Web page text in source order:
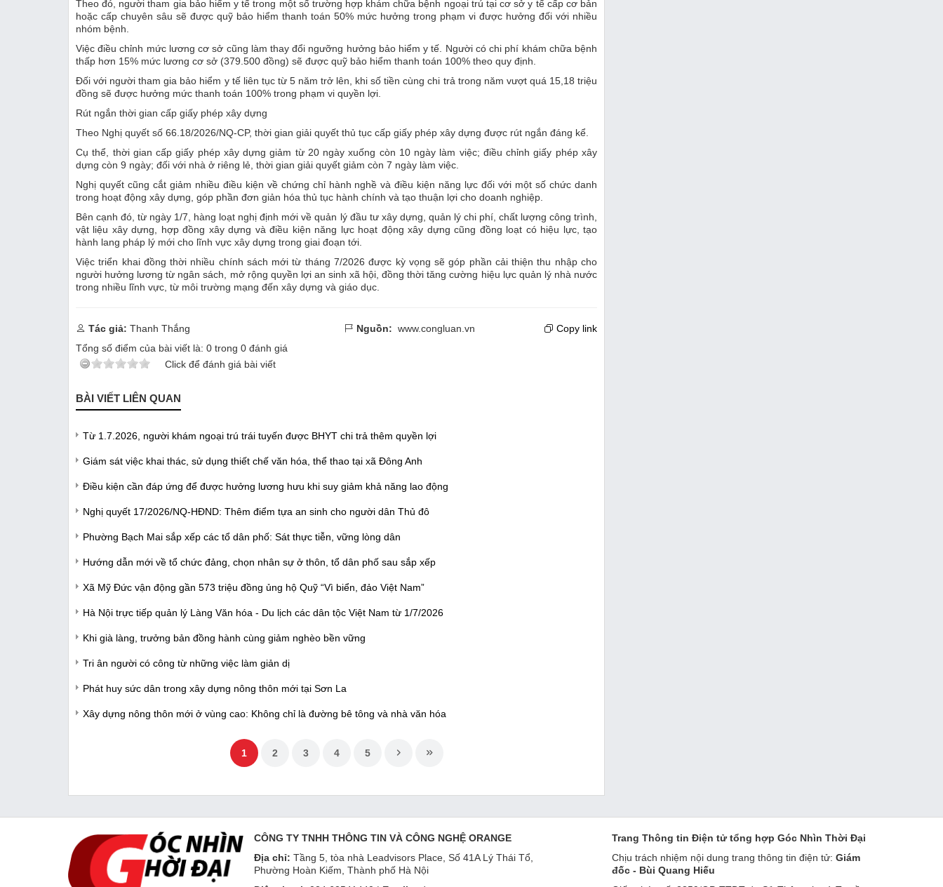
Theo đó, người tham gia bảo hiểm y tế trong một số trường hợp khám chữa bệnh ngoại trú tại cơ sở y tế cấp cơ bản
hoặc cấp chuyên sâu sẽ được quỹ bảo hiểm thanh toán 50% mức hưởng trong phạm vi được hưởng đối với nhiều
nhóm bệnh.
Việc điều chỉnh mức lương cơ sở cũng làm thay đổi ngưỡng hưởng bảo hiểm y tế. Người có chi phí khám chữa bệnh
thấp hơn 15% mức lương cơ sở (379.500 đồng) sẽ được quỹ bảo hiểm thanh toán 100% theo quy định.
Đối với người tham gia bảo hiểm y tế liên tục từ 5 năm trở lên, khi số tiền cùng chi trả trong năm vượt quá 15,18 triệu
đồng sẽ được hưởng mức thanh toán 100% trong phạm vi quyền lợi.
Rút ngắn thời gian cấp giấy phép xây dựng
Theo Nghị quyết số 66.18/2026/NQ-CP, thời gian giải quyết thủ tục cấp giấy phép xây dựng được rút ngắn đáng kể.
Cụ thể, thời gian cấp giấy phép xây dựng giảm từ 20 ngày xuống còn 10 ngày làm việc; điều chỉnh giấy phép xây
dựng còn 9 ngày; đối với nhà ở riêng lẻ, thời gian giải quyết giảm còn 7 ngày làm việc.
Nghị quyết cũng cắt giảm nhiều điều kiện về chứng chỉ hành nghề và điều kiện năng lực đối với một số chức danh
trong hoạt động xây dựng, góp phần đơn giản hóa thủ tục hành chính và tạo thuận lợi cho doanh nghiệp.
Bên cạnh đó, từ ngày 1/7, hàng loạt nghị định mới về quản lý đầu tư xây dựng, quản lý chi phí, chất lượng công trình,
vật liệu xây dựng, hợp đồng xây dựng và điều kiện năng lực hoạt động xây dựng cũng đồng loạt có hiệu lực, tạo
hành lang pháp lý mới cho lĩnh vực xây dựng trong giai đoạn tới.
Việc triển khai đồng thời nhiều chính sách mới từ tháng 7/2026 được kỳ vọng sẽ góp phần cải thiện thu nhập cho
người hưởng lương từ ngân sách, mở rộng quyền lợi an sinh xã hội, đồng thời tăng cường hiệu lực quản lý nhà nước
trong nhiều lĩnh vực, từ môi trường mạng đến xây dựng và giáo dục.
Tác giả: Thanh Thắng Nguồn: www.congluan.vn
Copy link
Tổng số điểm của bài viết là: 0 trong 0 đánh giá
Click để đánh giá bài viết
BÀI VIẾT LIÊN QUAN
Từ 1.7.2026, người khám ngoại trú trái tuyến được BHYT chi trả thêm quyền lợi
Giám sát việc khai thác, sử dụng thiết chế văn hóa, thể thao tại xã Đông Anh
Điều kiện cần đáp ứng để được hưởng lương hưu khi suy giảm khả năng lao động
Nghị quyết 17/2026/NQ-HĐND: Thêm điểm tựa an sinh cho người dân Thủ đô
Phường Bạch Mai sắp xếp các tổ dân phố: Sát thực tiễn, vững lòng dân
Hướng dẫn mới về tổ chức đảng, chọn nhân sự ở thôn, tổ dân phố sau sắp xếp
Xã Mỹ Đức vận động gần 573 triệu đồng ủng hộ Quỹ “Vì biển, đảo Việt Nam”
Hà Nội trực tiếp quản lý Làng Văn hóa - Du lịch các dân tộc Việt Nam từ 1/7/2026
Khi già làng, trưởng bản đồng hành cùng giảm nghèo bền vững
Tri ân người có công từ những việc làm giản dị
Phát huy sức dân trong xây dựng nông thôn mới tại Sơn La
Xây dựng nông thôn mới ở vùng cao: Không chỉ là đường bê tông và nhà văn hóa
1 2 3 4 5
CÔNG TY TNHH THÔNG TIN VÀ CÔNG NGHỆ ORANGE
Địa chỉ: Tầng 5, tòa nhà Leadvisors Place, Số 41A Lý Thái Tổ,
Phường Hoàn Kiếm, Thành phố Hà Nội
Trang Thông tin Điện tử tổng hợp Góc Nhìn Thời Đại
Chịu trách nhiệm nội dung trang thông tin điện tử: Giám
đốc - Bùi Quang Hiếu